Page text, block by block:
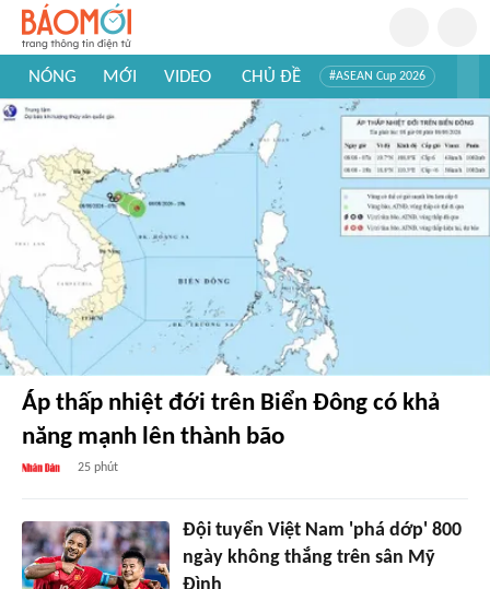
NÓNG MỚI VIDEO CHỦ ĐỀ #ASEAN Cup 2026
#Trí tuệ nhân tạo
#Khám phá Việt Nam
Áp thấp nhiệt đới trên Biển Đông có khả
năng mạnh lên thành bão
25 phút
Đội tuyển Việt Nam 'phá dớp' 800
ngày không thắng trên sân Mỹ